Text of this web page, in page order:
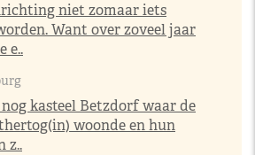
niet zomaar iets
Want over zoveel jaar
e..
kasteel Betzdorf waar de
woonde en hun
z..